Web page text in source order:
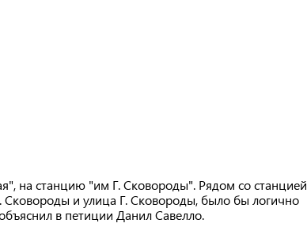
на станцию "им Г. Сковороды". Рядом со станцией
и улица Г. Сковороды, было бы логично
в петиции Данил Савелло.